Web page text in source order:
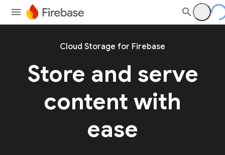
Cloud Storage for Firebase
Store and serve
content with
ease